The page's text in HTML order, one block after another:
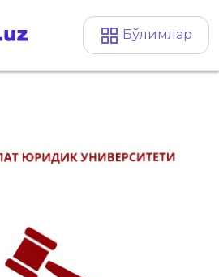
Бўлимлар